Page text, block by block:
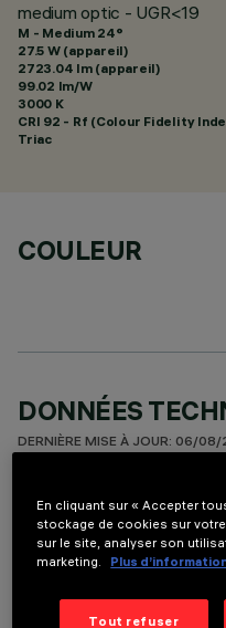
medium optic - UGR<19
M - Medium 24°
27.5 W (appareil)
2723.04 lm (appareil)
99.02 lm/W
3000 K
CRI 92 - Rf (Colour Fidelity
Triac
COULEUR
DONNÉES
DERNIÈRE MISE À JOUR: 06/
DESCRIPTION
Fixed round luminaire
technology. Version with
scratch protective layer.
En cliquant sur « Accepter
stockage de cookies sur
sur le site, analyser son
marketing.
Plus
Tout refuser